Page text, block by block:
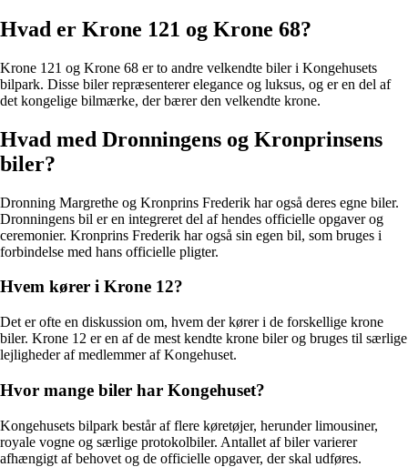
Hvad er Krone 121 og Krone 68?
Krone 121 og Krone 68 er to andre velkendte biler i Kongehusets
bilpark. Disse biler repræsenterer elegance og luksus, og er en del af
det kongelige bilmærke, der bærer den velkendte krone.
Hvad med Dronningens og Kronprinsens
biler?
Dronning Margrethe og Kronprins Frederik har også deres egne biler.
Dronningens bil er en integreret del af hendes officielle opgaver og
ceremonier. Kronprins Frederik har også sin egen bil, som bruges i
forbindelse med hans officielle pligter.
Hvem kører i Krone 12?
Det er ofte en diskussion om, hvem der kører i de forskellige krone
biler. Krone 12 er en af de mest kendte krone biler og bruges til særlige
lejligheder af medlemmer af Kongehuset.
Hvor mange biler har Kongehuset?
Kongehusets bilpark består af flere køretøjer, herunder limousiner,
royale vogne og særlige protokolbiler. Antallet af biler varierer
afhængigt af behovet og de officielle opgaver, der skal udføres.